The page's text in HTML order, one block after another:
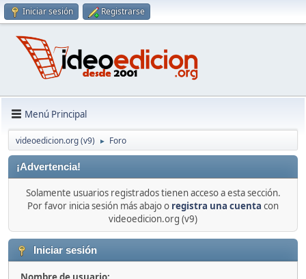
Iniciar sesión Registrarse
Menú Principal
videoedicion.org (v9) ► Foro
¡Advertencia!
Solamente usuarios registrados tienen acceso a esta sección.
Por favor inicia sesión más abajo o registra una cuenta con
videoedicion.org (v9)
Iniciar sesión